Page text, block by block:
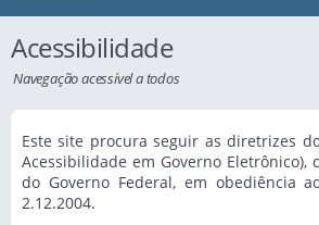
Acessibilidade
Navegação acessível a todos
Este site procura seguir as diretrizes
Acessibilidade em Governo Eletrônico),
do Governo Federal, em obediência
2.12.2004.